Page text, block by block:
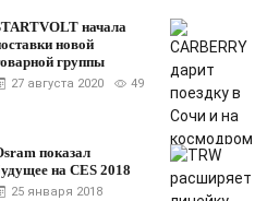
начала
новой
группы
27 августа 2020 49
показал
на CES 2018
25 января 2018